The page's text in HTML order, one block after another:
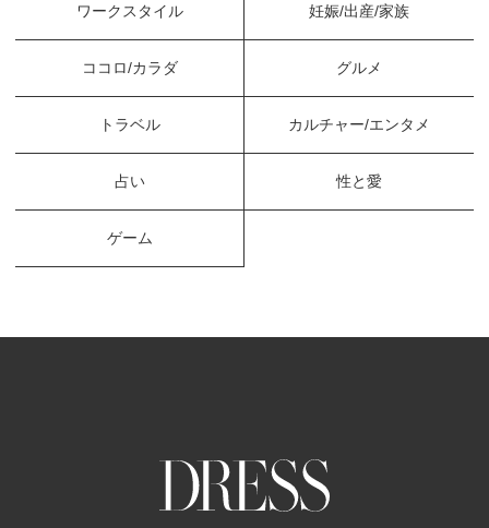
ワークスタイル 妊娠/出産/家族
ココロ/カラダ グルメ
トラベル カルチャー/エンタメ
占い 性と愛
ゲーム